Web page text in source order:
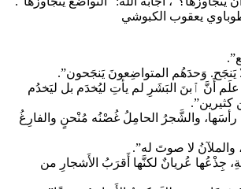
يعقوب الكبوشي
وَحدَهُم المتواضِعونَ يَنجَحون”.
أَنَّ ٱبنَ البَشَرِ لم يأتِ ليُخدَم بل ليَخدُم
كثيرين”.
رأسَها، والشَّجرُ الحامِلُ غُصْنُه مُنْحنٍ والفارِغُ
والملآنُ لا صوتَ له”.
جِذْعُها عُريانٌ لكنَّها أَقرَبُ الأَشجارِ من